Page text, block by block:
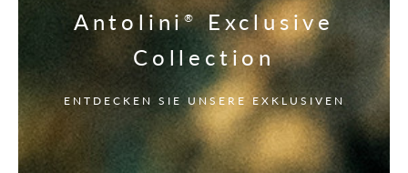
Antolini® Exclusive
Collection
ENTDECKEN SIE UNSERE EXKLUSIVEN